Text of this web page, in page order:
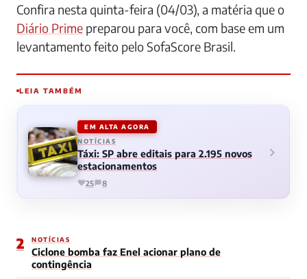
Confira nesta quinta-feira (04/03), a matéria que o
Diário Prime preparou para você, com base em um
levantamento feito pelo SofaScore Brasil.
LEIA TAMBÉM
EM ALTA AGORA
NOTÍCIAS
Táxi: SP abre editais para 2.195 novos
estacionamentos
25 8
2 NOTÍCIAS
Ciclone bomba faz Enel acionar plano de
contingência